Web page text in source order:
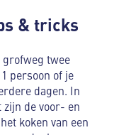
& tricks
grofweg twee
persoon of je
dagen. In
de voor- en
koken van een